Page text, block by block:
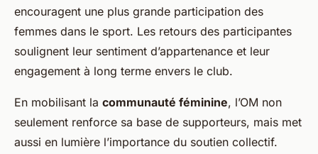
encouragent une plus grande participation des
femmes dans le sport. Les retours des participantes
soulignent leur sentiment d’appartenance et leur
engagement à long terme envers le club.
En mobilisant la communauté féminine, l’OM non
seulement renforce sa base de supporteurs, mais met
aussi en lumière l’importance du soutien collectif.